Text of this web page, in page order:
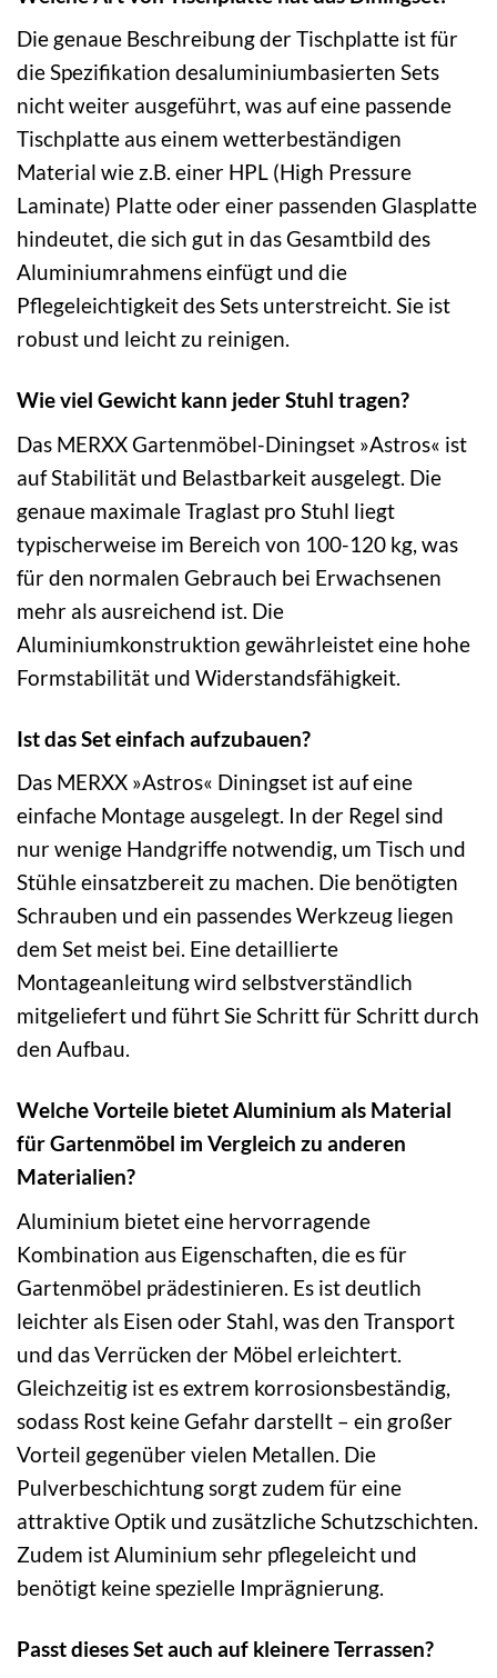
Die genaue Beschreibung der Tischplatte ist für
die Spezifikation desaluminiumbasierten Sets
nicht weiter ausgeführt, was auf eine passende
Tischplatte aus einem wetterbeständigen
Material wie z.B. einer HPL (High Pressure
Laminate) Platte oder einer passenden Glasplatte
hindeutet, die sich gut in das Gesamtbild des
Aluminiumrahmens einfügt und die
Pflegeleichtigkeit des Sets unterstreicht. Sie ist
robust und leicht zu reinigen.
Wie viel Gewicht kann jeder Stuhl tragen?
Das MERXX Gartenmöbel-Diningset »Astros« ist
auf Stabilität und Belastbarkeit ausgelegt. Die
genaue maximale Traglast pro Stuhl liegt
typischerweise im Bereich von 100-120 kg, was
für den normalen Gebrauch bei Erwachsenen
mehr als ausreichend ist. Die
Aluminiumkonstruktion gewährleistet eine hohe
Formstabilität und Widerstandsfähigkeit.
Ist das Set einfach aufzubauen?
Das MERXX »Astros« Diningset ist auf eine
einfache Montage ausgelegt. In der Regel sind
nur wenige Handgriffe notwendig, um Tisch und
Stühle einsatzbereit zu machen. Die benötigten
Schrauben und ein passendes Werkzeug liegen
dem Set meist bei. Eine detaillierte
Montageanleitung wird selbstverständlich
mitgeliefert und führt Sie Schritt für Schritt durch
den Aufbau.
Welche Vorteile bietet Aluminium als Material
für Gartenmöbel im Vergleich zu anderen
Materialien?
Aluminium bietet eine hervorragende
Kombination aus Eigenschaften, die es für
Gartenmöbel prädestinieren. Es ist deutlich
leichter als Eisen oder Stahl, was den Transport
und das Verrücken der Möbel erleichtert.
Gleichzeitig ist es extrem korrosionsbeständig,
sodass Rost keine Gefahr darstellt – ein großer
Vorteil gegenüber vielen Metallen. Die
Pulverbeschichtung sorgt zudem für eine
attraktive Optik und zusätzliche Schutzschichten.
Zudem ist Aluminium sehr pflegeleicht und
benötigt keine spezielle Imprägnierung.
Passt dieses Set auch auf kleinere Terrassen?